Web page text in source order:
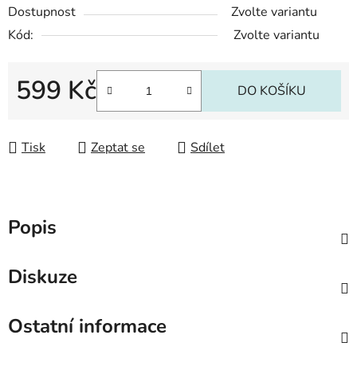
Dostupnost
Zvolte variantu
Kód:
Zvolte variantu
599 Kč DO KOŠÍKU
Tisk Zeptat se Sdílet
Popis
Diskuze
Ostatní informace